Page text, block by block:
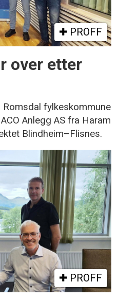
PROFF
over etter
Romsdal fylkeskommune
Anlegg AS fra Haram
Blindheim–Flisnes.
PROFF